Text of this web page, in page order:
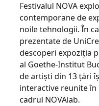
Festivalul NOVA
contemporane de
noile tehnologii. În
prezentate de
descoperi expoziția
al Goethe-Institut
de artiști din 13 țări
interactive reunite
cadrul NOVAlab.